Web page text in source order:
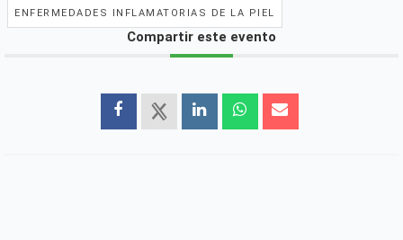
ENFERMEDADES INFLAMATORIAS DE LA PIEL
Compartir este evento